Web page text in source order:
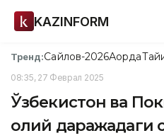
KAZINFORM
Тренд:Сайлов-2026Ақорда
08:35, 27 Феврал 2025
Ўзбекистон ва
олий даражадаги